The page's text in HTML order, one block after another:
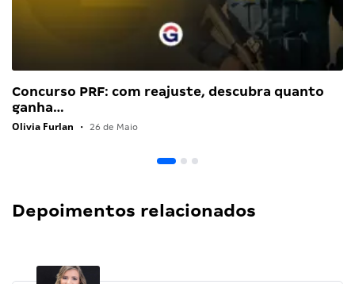
Concurso PRF: com reajuste, descubra quanto
ganha…
Olivia Furlan • 26 de Maio
Depoimentos relacionados